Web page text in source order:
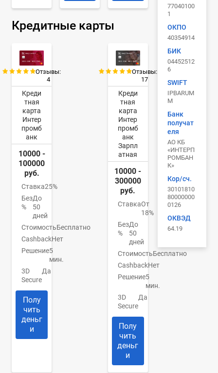
Кредитные карты
Отзывы:
4
Креди
тная
карта
Интер
промб
анк
10000 -
100000
руб.
Ставка25%
Без
%
До
50
дней
СтоимостьБесплатно
CashbackНет
Решение5
мин.
3D
Secure
Да
Полу
чить
деньг
и
Отзывы:
17
Креди
тная
карта
Интер
промб
анк
Зарпл
атная
10000 -
300000
руб.
СтавкаОт
18%
Без
%
До
50
дней
СтоимостьБесплатно
CashbackНет
Решение5
мин.
3D
Secure
Да
Полу
чить
деньг
и
77040100
1
ОКПО
40354914
БИК
04452512
6
SWIFT
IPBARUM
M
Банк
получат
еля
АО КБ
«ИНТЕРП
РОМБАН
К»
Кор/сч.
30101810
80000000
0126
ОКВЭД
64.19